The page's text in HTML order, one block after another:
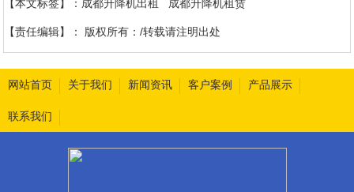
【本文标签】： 成都升降机出租 成都升降机租赁
【责任编辑】： 版权所有：/转载请注明出处
网站首页 关于我们 新闻资讯 客户案例 产品展示
联系我们